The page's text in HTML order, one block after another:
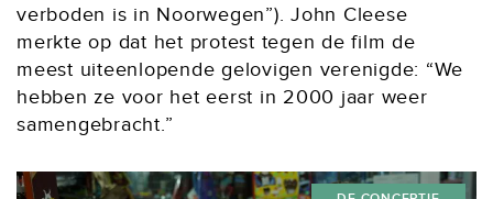
verboden is in Noorwegen”). John Cleese
merkte op dat het protest tegen de film de
meest uiteenlopende gelovigen verenigde: “We
hebben ze voor het eerst in 2000 jaar weer
samengebracht.”